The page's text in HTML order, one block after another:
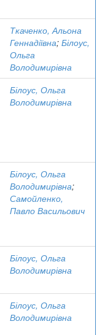
Ткаченко, Альона
Геннадіївна; Білоус,
Ольга
Володимирівна
Білоус, Ольга
Володимирівна
Білоус, Ольга
Володимирівна;
Самойленко,
Павло Васильович
Білоус, Ольга
Володимирівна
Білоус, Ольга
Володимирівна